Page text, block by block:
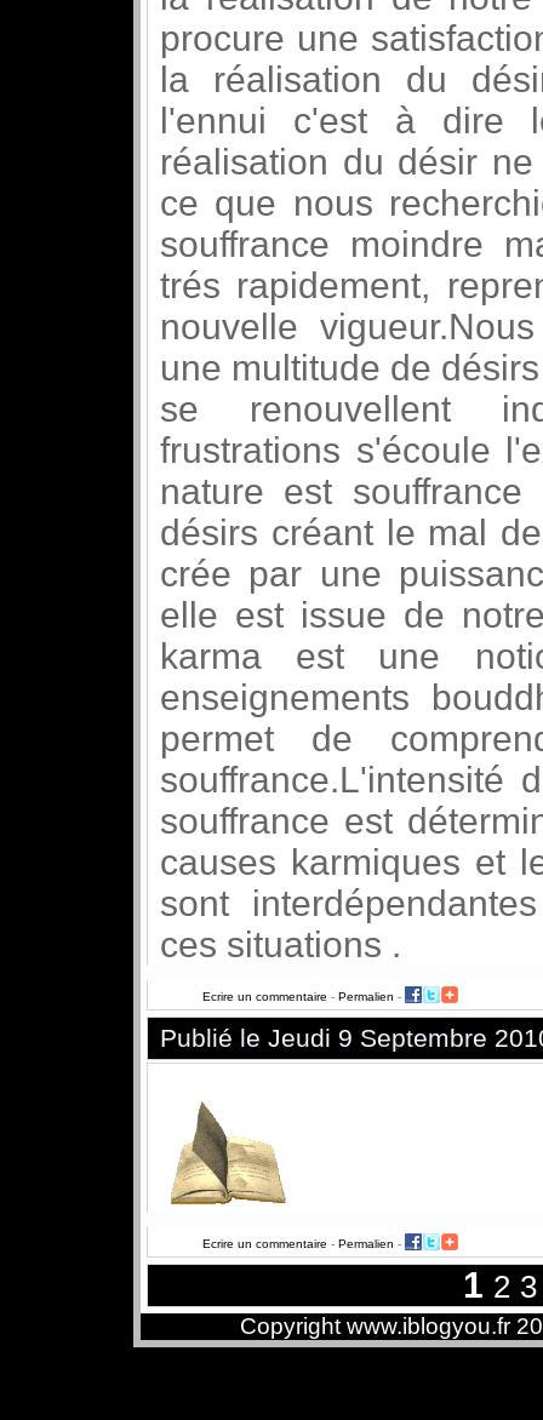
procure une
la réalisation du
l'ennui c'est à dire
réalisation du désir
ce que nous
souffrance moindre
trés rapidement,
nouvelle
une multitude de
se renouvellent
frustrations s'écoule
nature est
désirs créant le mal
crée par une
elle est issue de
karma est une
enseignements
permet de
souffrance.L'intensité
souffrance est
causes karmiques et
sont
ces situations .
Ecrire un commentaire - Permalien -
Publié le Jeudi 9 Septembre
Ecrire un commentaire - Permalien -
1 2 3
Copyright www.iblogyou.fr